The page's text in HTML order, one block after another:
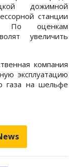
дожимной
станции
По оценкам
увеличить
компания
эксплуатацию
газа на шельфе